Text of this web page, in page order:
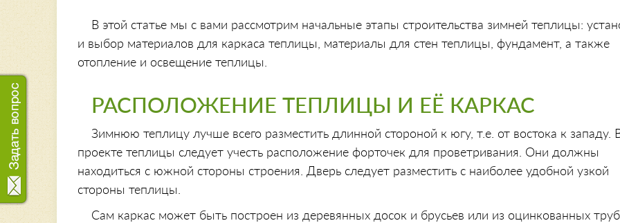
В этой статье мы с вами рассмотрим начальные этапы строительства зимней теплицы:
и выбор материалов для каркаса теплицы, материалы для стен теплицы, фундамент, а также
отопление и освещение теплицы.
РАСПОЛОЖЕНИЕ ТЕПЛИЦЫ И ЕЁ КАРКАС
Зимнюю теплицу лучше всего разместить длинной стороной к югу, т.е. от востока к западу.
проекте теплицы следует учесть расположение форточек для проветривания. Они должны
находиться с южной стороны строения. Дверь следует разместить с наиболее удобной узкой
стороны теплицы.
Сам каркас может быть построен из деревянных досок и брусьев или из оцинкованных